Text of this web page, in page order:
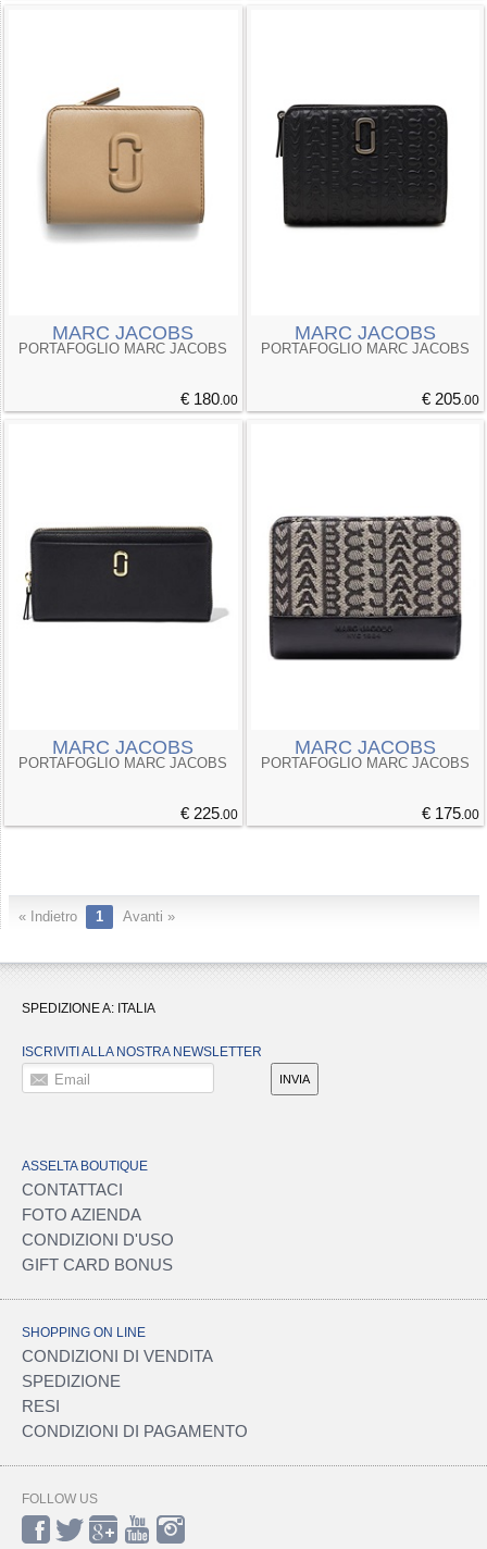
MARC JACOBS
PORTAFOGLIO MARC JACOBS
€ 180.00
MARC JACOBS
PORTAFOGLIO MARC JACOBS
€ 205.00
MARC JACOBS
PORTAFOGLIO MARC JACOBS
€ 225.00
MARC JACOBS
PORTAFOGLIO MARC JACOBS
€ 175.00
« Indietro 1 Avanti »
SPEDIZIONE A: ITALIA
ISCRIVITI ALLA NOSTRA NEWSLETTER
Email INVIA
ASSELTA BOUTIQUE
CONTATTACI
FOTO AZIENDA
CONDIZIONI D'USO
GIFT CARD BONUS
SHOPPING ON LINE
CONDIZIONI DI VENDITA
SPEDIZIONE
RESI
CONDIZIONI DI PAGAMENTO
FOLLOW US